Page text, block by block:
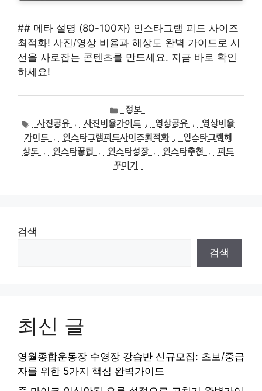
## 메타 설명 (80-100자) 인스타그램 피드 사이즈
최적화! 사진/영상 비율과 해상도 완벽 가이드로 시
선을 사로잡는 콘텐츠를 만드세요. 지금 바로 확인
하세요!
카
테
고
리
정보
태
그
사진공유 , 사진비율가이드 , 영상공유 ,
영상비율
가이드 , 인스타그램피드사이즈최적화 ,
인스타그램해
상도
, 인스타꿀팁 , 인스타성장 , 인스타추천 ,
피드
꾸미기
검색
검색
최신 글
영월종합운동장 수영장 강습반 신규모집: 초보/중급
자를 위한 5가지 핵심 완벽가이드